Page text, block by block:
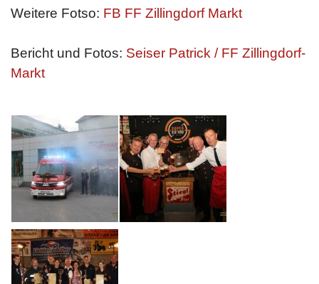
Weitere Fotso: FB FF Zillingdorf Markt
Bericht und Fotos: Seiser Patrick / FF Zillingdorf-
Markt